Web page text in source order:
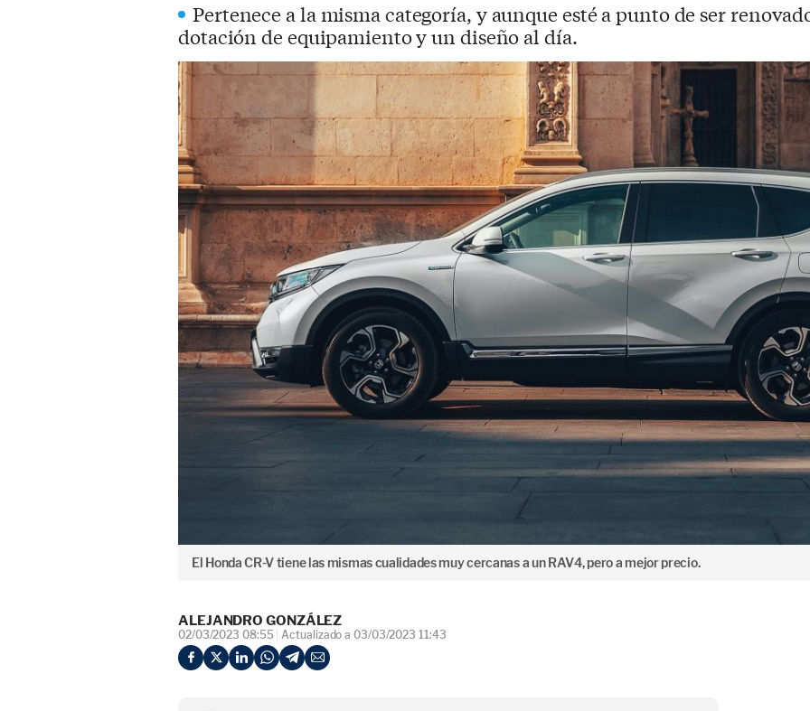
Pertenece a la misma categoría, y aunque esté a punto de ser
dotación de equipamiento y un diseño al día.
El Honda CR-V tiene las mismas cualidades muy cercanas a un RAV4, pero a mejor precio.
ALEJANDRO GONZÁLEZ
02/03/2023 08:55 Actualizado a 03/03/2023 11:43